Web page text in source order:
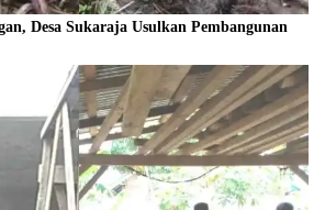
Desa Sukaraja Usulkan Pembangunan